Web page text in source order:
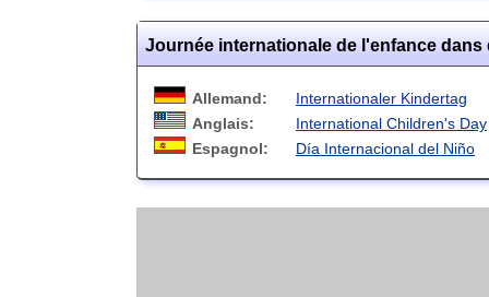
Journée internationale de l'enfance
Allemand:
Internationaler Kindertag
Anglais:
International Children's Day
Espagnol:
Día Internacional del Niño